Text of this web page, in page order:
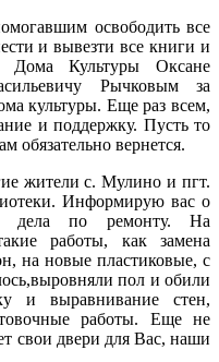
освободить все
и вывезти все книги и
Дома Культуры Оксане
Рычковым за
культуры. Еще раз всем,
и поддержку. Пусть то
обязательно вернется.
жители с. Мулино и пгт.
Информирую вас о
дела по ремонту. На
работы, как замена
на новые пластиковые, с
пол и обили
и выравнивание стен,
работы. Еще не
свои двери для Вас, наши